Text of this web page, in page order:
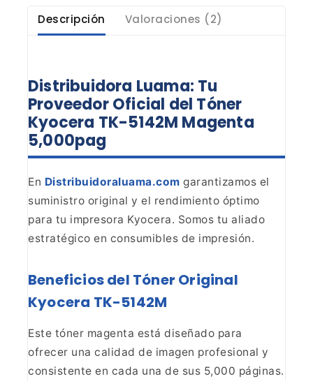
Descripción Valoraciones (2)
Distribuidora Luama: Tu
Proveedor Oficial del Tóner
Kyocera TK-5142M Magenta
5,000pag
En Distribuidoraluama.com garantizamos el
suministro original y el rendimiento óptimo
para tu impresora Kyocera. Somos tu aliado
estratégico en consumibles de impresión.
Beneficios del Tóner Original
Kyocera TK-5142M
Este tóner magenta está diseñado para
ofrecer una calidad de imagen profesional y
consistente en cada una de sus 5,000 páginas.